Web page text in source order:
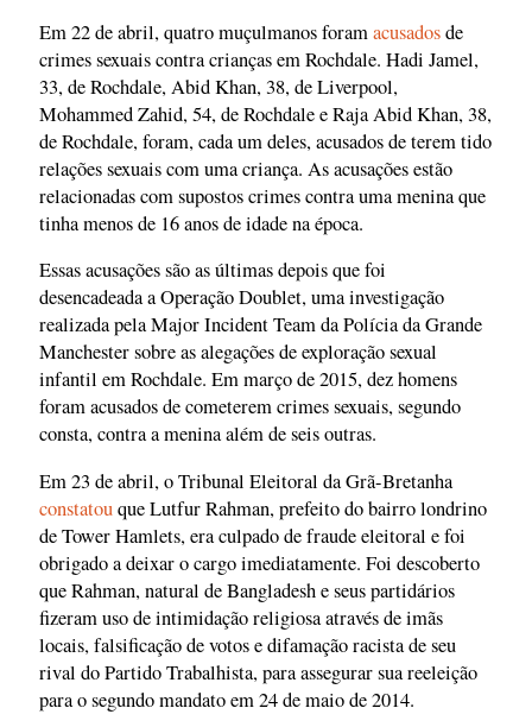
Em 22 de abril, quatro muçulmanos foramacusadosde
crimes sexuais contra crianças em Rochdale. Hadi Jamel,
33, de Rochdale, Abid Khan, 38, de Liverpool,
Mohammed Zahid, 54, de Rochdale e Raja Abid Khan, 38,
de Rochdale, foram, cada um deles, acusados de terem tido
relações sexuais com uma criança. As acusações estão
relacionadas com supostos crimes contra uma menina que
tinha menos de 16 anos de idade na época.
Essas acusações são as últimas depois que foi
desencadeada a Operação Doublet, uma investigação
realizada pela Major Incident Team da Polícia da Grande
Manchester sobre as alegações de exploração sexual
infantil em Rochdale. Em março de 2015, dez homens
foram acusados de cometerem crimes sexuais, segundo
consta, contra a menina além de seis outras.
Em 23 de abril, o Tribunal Eleitoral da Grã-Bretanha
constatouque Lutfur Rahman, prefeito do bairro londrino
de Tower Hamlets, era culpado de fraude eleitoral e foi
obrigado a deixar o cargo imediatamente. Foi descoberto
que Rahman, natural de Bangladesh e seus partidários
fizeram uso de intimidação religiosa através de imãs
locais, falsificação de votos e difamação racista de seu
rival do Partido Trabalhista, para assegurar sua reeleição
para o segundo mandato em 24 de maio de 2014.